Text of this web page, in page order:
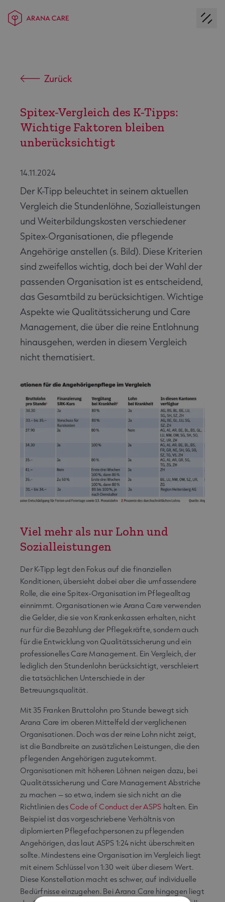
Zurück
Spitex-Vergleich des K-Tipps:
Wichtige Faktoren bleiben
unberücksichtigt
14.11.2024
Der K-Tipp beleuchtet in seinem aktuellen
Vergleich die Stundenlöhne, Sozialleistungen
und Weiterbildungskosten verschiedener
Spitex-Organisationen, die pflegende
Angehörige anstellen (s. Bild). Diese Kriterien
sind zweifellos wichtig, doch bei der Wahl der
passenden Organisation ist es entscheidend,
das Gesamtbild zu berücksichtigen. Wichtige
Aspekte wie Qualitätssicherung und Care
Management, die über die reine Entlohnung
hinausgehen, werden in diesem Vergleich
nicht thematisiert.
Viel mehr als nur Lohn und
Sozialleistungen
Der K-Tipp legt den Fokus auf die finanziellen
Konditionen, übersieht dabei aber die umfassendere
Rolle, die eine Spitex-Organisation im Pflegealltag
einnimmt. Organisationen wie Arana Care verwenden
die Gelder, die sie von Krankenkassen erhalten, nicht
nur für die Bezahlung der Pflegekräfte, sondern auch
für die Entwicklung von Qualitätssicherung und ein
professionelles Care Management. Ein Vergleich, der
lediglich den Stundenlohn berücksichtigt, verschleiert
die tatsächlichen Unterschiede in der
Betreuungsqualität.
Mit 35 Franken Bruttolohn pro Stunde bewegt sich
Arana Care im oberen Mittelfeld der verglichenen
Organisationen. Doch was der reine Lohn nicht zeigt,
ist die Bandbreite an zusätzlichen Leistungen, die den
pflegenden Angehörigen zugutekommt.
Organisationen mit höheren Löhnen neigen dazu, bei
Qualitätssicherung und Care Management Abstriche
zu machen – so etwa, indem sie sich nicht an die
Richtlinien desCode of Conduct der ASPS halten. Ein
Beispiel ist das vorgeschriebene Verhältnis von
diplomierten Pflegefachpersonen zu pflegenden
Angehörigen, das laut ASPS 1:24 nicht überschreiten
sollte. Mindestens eine Organisation im Vergleich liegt
mit einem Schlüssel von 1:30 weit über diesem Wert.
Diese Konstellation macht es schwer, auf individuelle
Bedürfnisse einzugehen. Bei Arana Care hingegen liegt